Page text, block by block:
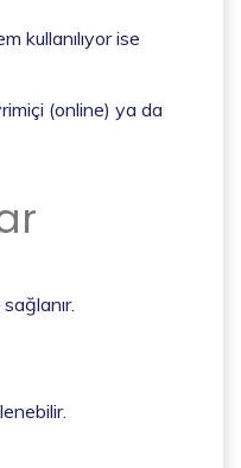
kullanılıyor ise
(online) ya da